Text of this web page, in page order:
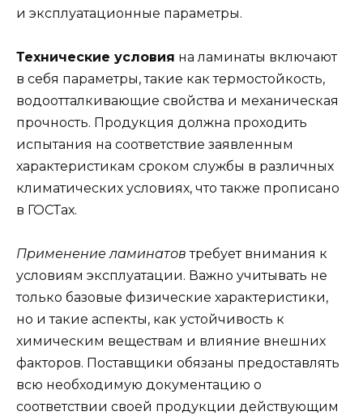
и эксплуатационные параметры.
Технические условия на ламинаты включают
в себя параметры, такие как термостойкость,
водоотталкивающие свойства и механическая
прочность. Продукция должна проходить
испытания на соответствие заявленным
характеристикам сроком службы в различных
климатических условиях, что также прописано
в ГОСТах.
Применение ламинатов требует внимания к
условиям эксплуатации. Важно учитывать не
только базовые физические характеристики,
но и такие аспекты, как устойчивость к
химическим веществам и влияние внешних
факторов. Поставщики обязаны предоставлять
всю необходимую документацию о
соответствии своей продукции действующим